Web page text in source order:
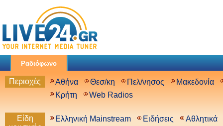
Ραδιόφωνο
Περιοχές Αθήνα Θεσ/κη Πελ/νησος
Μακεδονία
Κρήτη
Web Radios
Είδη
Ελληνική Mainstream Ειδήσεις
Αθλητικά